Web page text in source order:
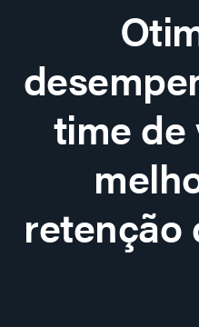
time de
retenção